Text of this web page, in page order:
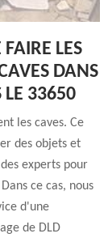
LES
DANS
LE 33650
les caves. Ce
des objets et
experts pour
ce cas, nous
d'une
de DLD